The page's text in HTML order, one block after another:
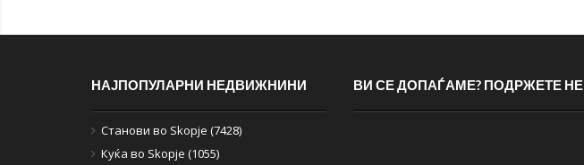
НАЈПОПУЛАРНИ НЕДВИЖНИНИ
Станови во Skopje (7428)
Куќа во Skopje (1055)
ВИ СЕ ДОПАЃАМЕ? ПОДРЖЕТЕ НЕ